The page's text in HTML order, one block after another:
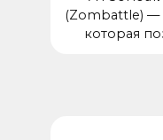
(Zombattle) —
которая